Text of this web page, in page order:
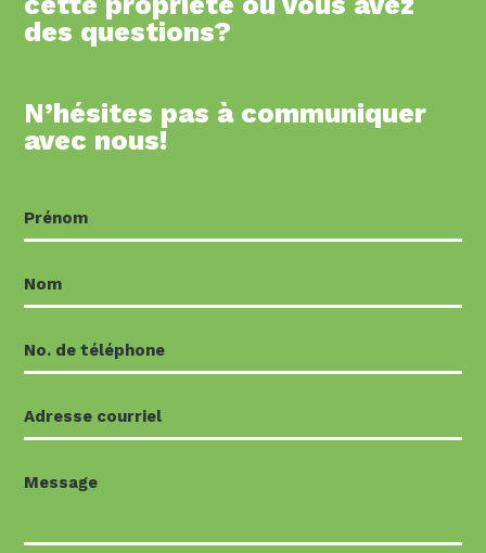
des questions?
N’hésites pas à communiquer
avec nous!